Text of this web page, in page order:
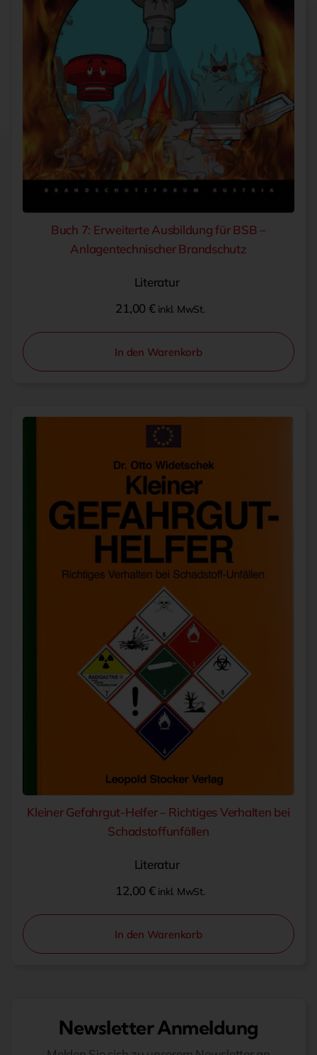
Buch 7: Erweiterte Ausbildung für BSB –
Anlagentechnischer Brandschutz
Literatur
21,00 € inkl. MwSt.
In den Warenkorb
Kleiner Gefahrgut-Helfer – Richtiges Verhalten bei
Schadstoffunfällen
Literatur
12,00 € inkl. MwSt.
In den Warenkorb
Newsletter Anmeldung